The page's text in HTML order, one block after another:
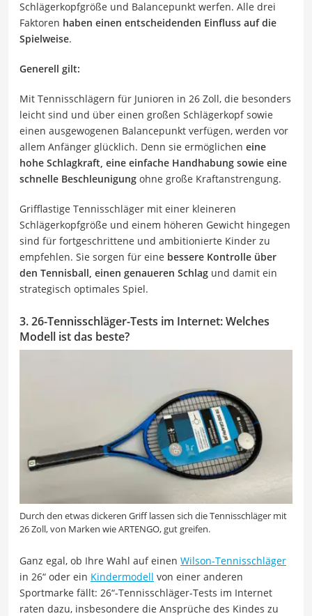
Schlägerkopfgröße und Balancepunkt werfen. Alle drei
Faktoren haben einen entscheidenden Einfluss auf die
Spielweise.
Generell gilt:
Mit Tennisschlägern für Junioren in 26 Zoll, die besonders
leicht sind und über einen großen Schlägerkopf sowie
einen ausgewogenen Balancepunkt verfügen, werden vor
allem Anfänger glücklich. Denn sie ermöglichen eine
hohe Schlagkraft, eine einfache Handhabung sowie eine
schnelle Beschleunigung ohne große Kraftanstrengung.
Grifflastige Tennisschläger mit einer kleineren
Schlägerkopfgröße und einem höheren Gewicht hingegen
sind für fortgeschrittene und ambitionierte Kinder zu
empfehlen. Sie sorgen für eine bessere Kontrolle über
den Tennisball, einen genaueren Schlag und damit ein
strategisch optimales Spiel.
3. 26-Tennisschläger-Tests im Internet: Welches
Modell ist das beste?
Durch den etwas dickeren Griff lassen sich die Tennisschläger mit
26 Zoll, von Marken wie ARTENGO, gut greifen.
Ganz egal, ob Ihre Wahl auf einen Wilson-Tennisschläger
in 26“ oder ein Kindermodell von einer anderen
Sportmarke fällt: 26“-Tennisschläger-Tests im Internet
raten dazu, insbesondere die Ansprüche des Kindes zu